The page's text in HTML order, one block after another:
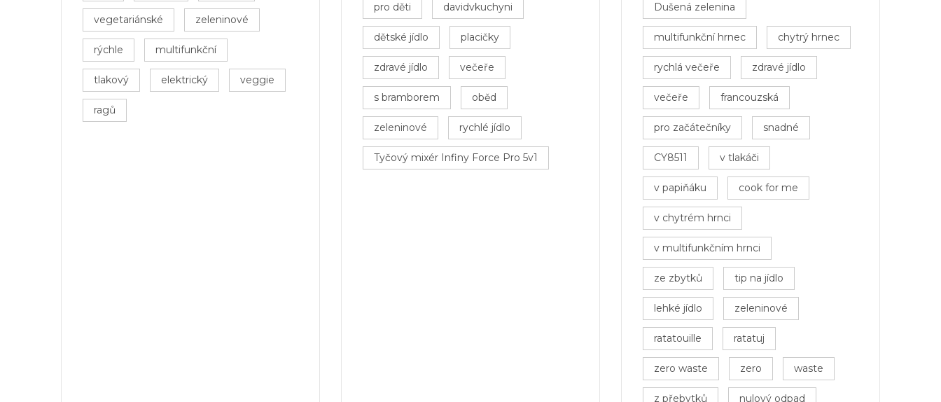
vegetariánské zeleninové
rýchle multifunkční
tlakový elektrický veggie
ragů
pro děti davidvkuchyni
dětské jídlo placičky
zdravé jídlo večeře
s bramborem oběd
zeleninové rychlé jídlo
Tyčový mixér Infiny Force Pro 5v1
Dušená zelenina
multifunkční hrnec chytrý hrnec
rychlá večeře zdravé jídlo
večeře francouzská
pro začátečníky snadné
CY8511 v tlakáči
v papiňáku cook for me
v chytrém hrnci
v multifunkčním hrnci
ze zbytků tip na jídlo
lehké jídlo zeleninové
ratatouille ratatuj
zero waste zero waste
z přebytků nulový odpad